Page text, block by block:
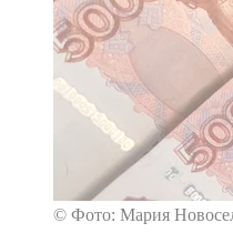
© Фото: Мария